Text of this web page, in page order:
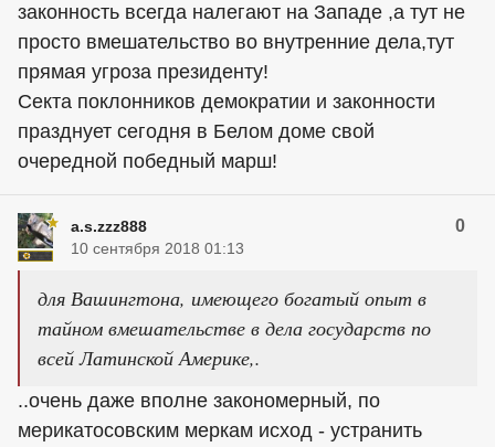
законность всегда налегают на Западе ,а тут не
просто вмешательство во внутренние дела,тут
прямая угроза президенту!
Секта поклонников демократии и законности
празднует сегодня в Белом доме свой
очередной победный марш!
a.s.zzz888 0
10 сентября 2018 01:13
для Вашингтона, имеющего богатый опыт в
тайном вмешательстве в дела государств по
всей Латинской Америке,.
..очень даже вполне закономерный, по
мерикатосовским меркам исход - устранить